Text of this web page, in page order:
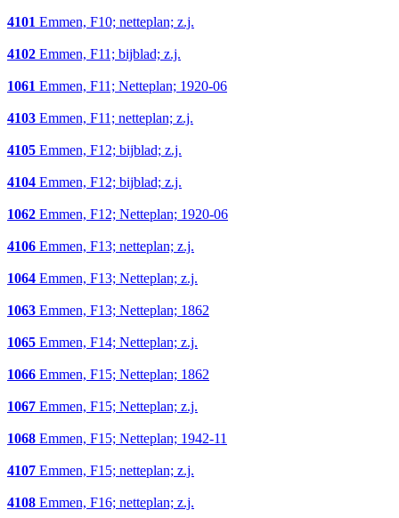
4101 Emmen, F10; netteplan; z.j.
4102 Emmen, F11; bijblad; z.j.
1061 Emmen, F11; Netteplan; 1920-06
4103 Emmen, F11; netteplan; z.j.
4105 Emmen, F12; bijblad; z.j.
4104 Emmen, F12; bijblad; z.j.
1062 Emmen, F12; Netteplan; 1920-06
4106 Emmen, F13; netteplan; z.j.
1064 Emmen, F13; Netteplan; z.j.
1063 Emmen, F13; Netteplan; 1862
1065 Emmen, F14; Netteplan; z.j.
1066 Emmen, F15; Netteplan; 1862
1067 Emmen, F15; Netteplan; z.j.
1068 Emmen, F15; Netteplan; 1942-11
4107 Emmen, F15; netteplan; z.j.
4108 Emmen, F16; netteplan; z.j.